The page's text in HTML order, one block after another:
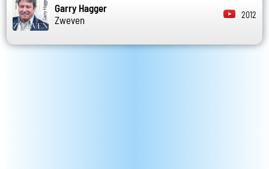
Garry Hagger
Zweven
2012